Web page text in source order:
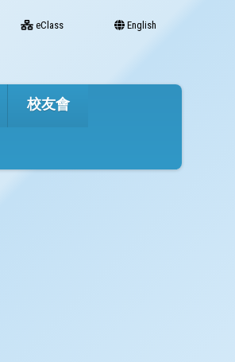
eClass English
校友會